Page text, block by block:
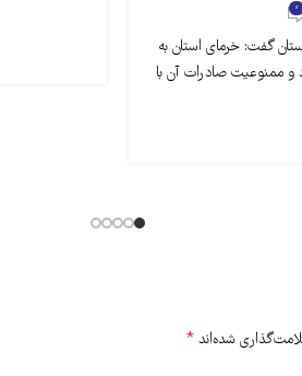
0
گفت: خرمای استان به
ممنوعیت صادرات آن با
شده‌اند *